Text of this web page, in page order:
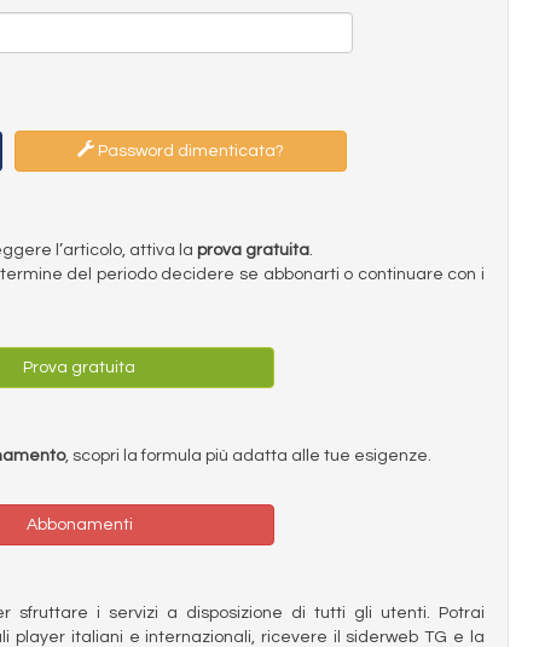
Password dimenticata?
l’articolo, attiva la prova gratuita.
del periodo decidere se abbonarti o continuare con i
Prova gratuita
, scopri la formula più adatta alle tue esigenze.
Abbonamenti
sfruttare i servizi a disposizione di tutti gli utenti. Potrai
player italiani e internazionali, ricevere il siderweb TG e la